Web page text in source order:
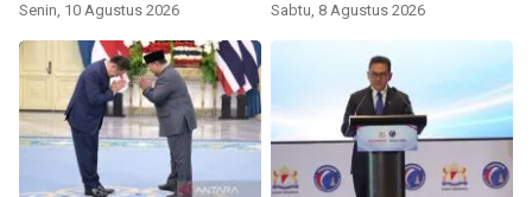
Senin, 10 Agustus 2026 Sabtu, 8 Agustus 2026